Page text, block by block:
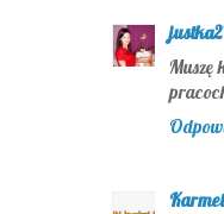
Muszę